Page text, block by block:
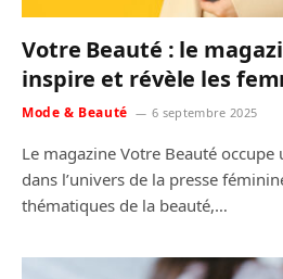
Votre Beauté : le
inspire et révèle les
Mode & Beauté 6 septembre 2025
Le magazine Votre Beauté
dans l’univers de la presse
thématiques de la beauté,…